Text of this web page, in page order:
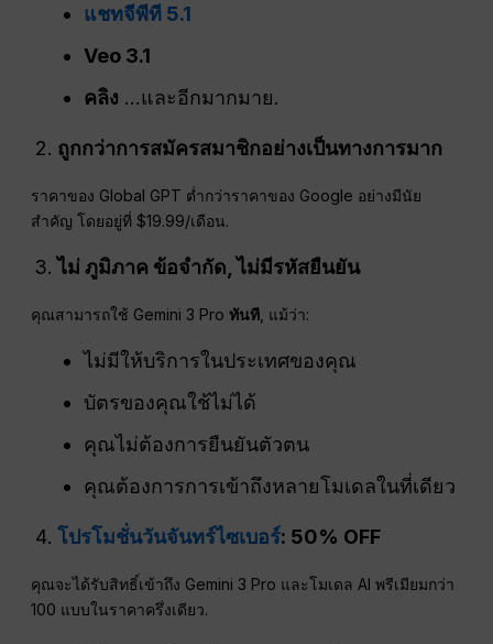
แชทจีพีที 5.1
Veo 3.1
คลิง ...และอีกมากมาย.
ถูกกว่าการสมัครสมาชิกอย่างเป็นทางการมาก
ราคาของ Global GPT ต่ำกว่าราคาของ Google อย่างมีนัย
สำคัญ โดยอยู่ที่ $19.99/เดือน.
ไม่ภูมิภาค ข้อจำกัด, ไม่มีรหัสยืนยัน
คุณสามารถใช้ Gemini 3 Proทันที , แม้ว่า:
ไม่มีให้บริการในประเทศของคุณ
บัตรของคุณใช้ไม่ได้
คุณไม่ต้องการยืนยันตัวตน
คุณต้องการการเข้าถึงหลายโมเดลในที่เดียว
โปรโมชั่นวันจันทร์ไซเบอร์: 50% OFF
คุณจะได้รับสิทธิ์เข้าถึง Gemini 3 Pro และโมเดล AI พรีเมียมกว่า
100 แบบในราคาครึ่งเดียว.